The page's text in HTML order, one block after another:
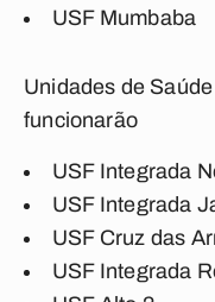
USF Mumbaba
Unidades de
funcionarão
USF Integrada
USF Integrada
USF Cruz das
USF Integrada